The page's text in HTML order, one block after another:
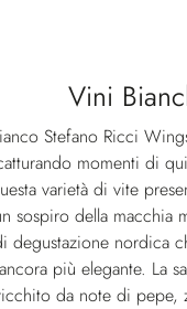
Vini
Stefano Ricci
momenti di
varietà di vite
sospiro della macchia
degustazione nordica
più elegante. La
da note di pepe,